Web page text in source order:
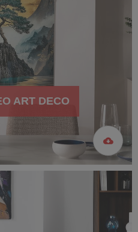
ART DECO